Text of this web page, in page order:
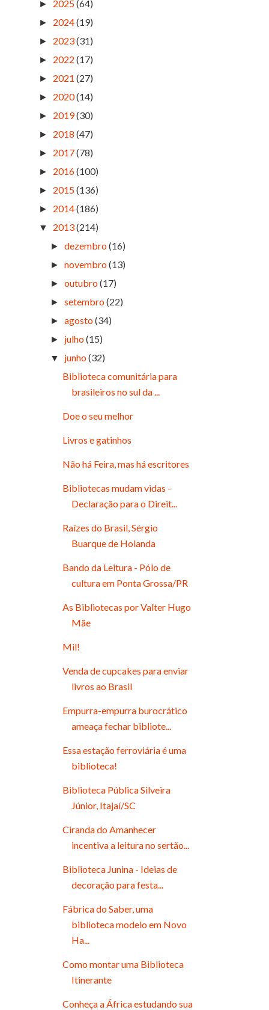
► 2025(64)
► 2024(19)
► 2023(31)
► 2022 (17)
► 2021 (27)
► 2020(14)
► 2019(30)
► 2018 (47)
► 2017(78)
► 2016(100)
► 2015(136)
► 2014(186)
▼ 2013(214)
►dezembro(16)
►novembro(13)
►outubro(17)
►setembro(22)
►agosto(34)
► julho(15)
▼ junho(32)
Biblioteca comunitária para
brasileiros no sul da ...
Doe o seu melhor
Livros e gatinhos
Não há Feira, mas há escritores
Bibliotecas mudam vidas -
Declaração para o Direit...
Raízes do Brasil, Sérgio
Buarque de Holanda
Bando da Leitura - Pólo de
cultura em Ponta Grossa/PR
As Bibliotecas por Valter Hugo
Mãe
Mil!
Venda de cupcakes para enviar
livros ao Brasil
Empurra-empurra burocrático
ameaça fechar bibliote...
Essa estação ferroviária é uma
biblioteca!
Biblioteca Pública Silveira
Júnior, Itajaí/SC
Ciranda do Amanhecer
incentiva a leitura no sertão...
Biblioteca Junina - Ideias de
decoração para festa...
Fábrica do Saber, uma
biblioteca modelo em Novo
Ha...
Como montar uma Biblioteca
Itinerante
Conheça a África estudando sua